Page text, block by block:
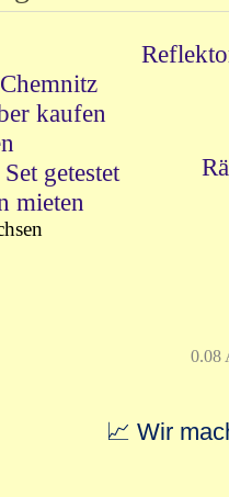
kaufen
getestet
mieten
0.08
📈 Wir